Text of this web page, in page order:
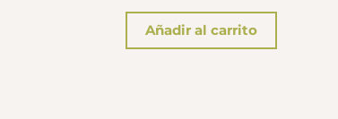
0
Añadir al carrito